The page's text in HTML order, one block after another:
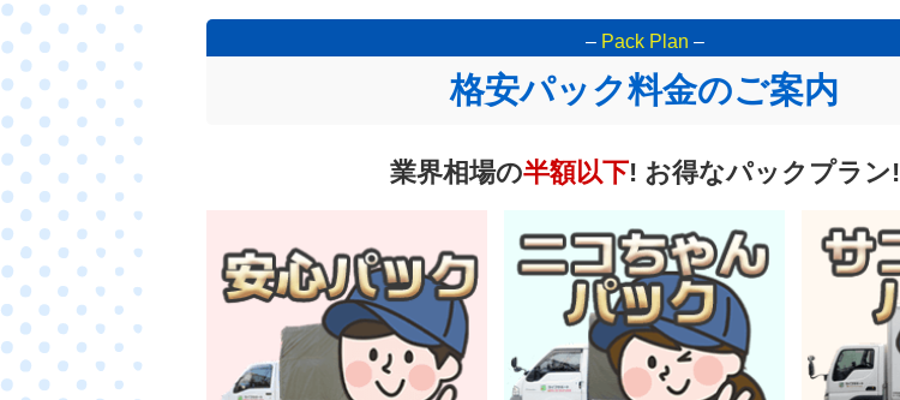
– Pack Plan –
格安パック料金のご案内
業界相場の半額以下! お得なパックプラン!